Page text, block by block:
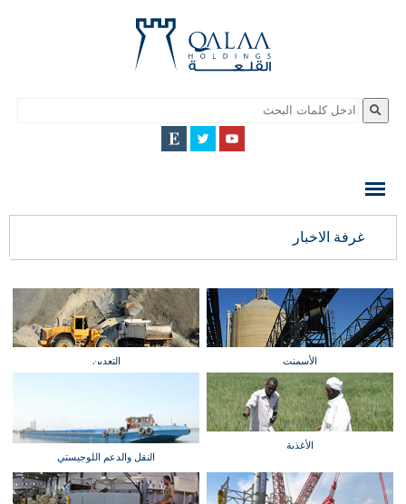
QALAA
QALAA
غرفة الاخبار
الأسمنت التعدين
الأغذية
النقل والدعم اللوجيستي